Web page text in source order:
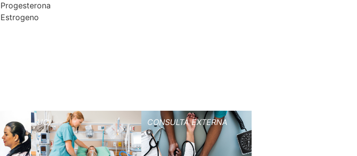
Progesterona
Estrogeno
UCI CONSULTA EXTERNA